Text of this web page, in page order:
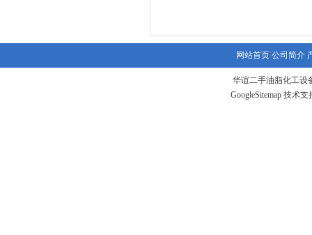
网站首页 公司简介
华谊二手油脂化工设
GoogleSitemap 技术支